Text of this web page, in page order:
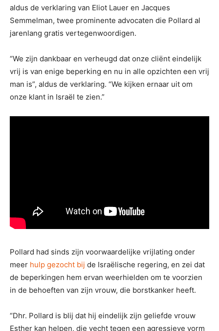
aldus de verklaring van Eliot Lauer en Jacques
Semmelman, twee prominente advocaten die Pollard al
jarenlang gratis vertegenwoordigen.
“We zijn dankbaar en verheugd dat onze cliënt eindelijk
vrij is van enige beperking en nu in alle opzichten een vrij
man is”, aldus de verklaring. “We kijken ernaar uit om
onze klant in Israël te zien.”
Pollard had sinds zijn voorwaardelijke vrijlating onder
meer hulp gezocht bij de Israëlische regering, en zei dat
de beperkingen hem ervan weerhielden om te voorzien
in de behoeften van zijn vrouw, die borstkanker heeft.
“Dhr. Pollard is blij dat hij eindelijk zijn geliefde vrouw
Esther kan helpen, die vecht tegen een agressieve vorm